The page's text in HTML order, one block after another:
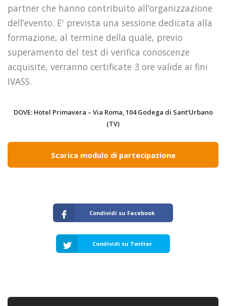
partner che hanno contribuito all’organizzazione
dell’evento. E' prevista una sessione dedicata alla
formazione, al termine della quale, previo
superamento del test di verifica conoscenze
acquisite, verranno certificate 3 ore valide ai fini
IVASS.
DOVE: Hotel Primavera – Via Roma, 104 Godega di Sant’Urbano
(TV)
Scarica modulo di partecipazione
Condividi su Facebook
Condividi su Twitter